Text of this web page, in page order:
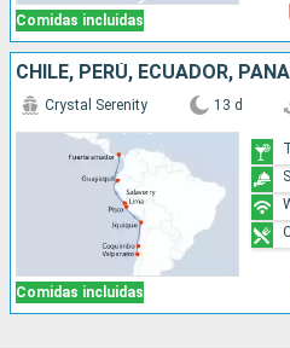
Comidas incluidas
CHILE, PERÚ, ECUADOR,
Comidas incluidas
Crystal Serenity 13 d